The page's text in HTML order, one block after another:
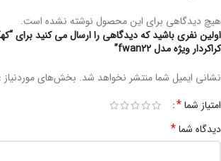
هیچ دیدگاهی برای این محصول نوشته نشده است.
اولین نفری باشید که دیدگاهی را ارسال می کنید برای
کراکردار ویژه مدل fwan22”
نشانی ایمیل شما منتشر نخواهد شد. بخش‌های
امتیاز شما*
دیدگاه شما*